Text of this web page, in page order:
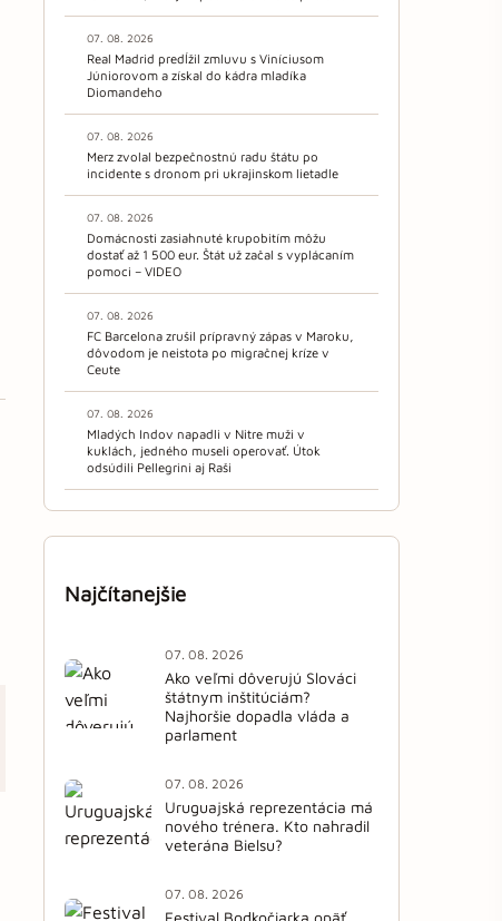
07. 08. 2026
Real Madrid predĺžil zmluvu s Viníciusom
Júniorovom a získal do kádra mladíka
Diomandeho
07. 08. 2026
Merz zvolal bezpečnostnú radu štátu po
incidente s dronom pri ukrajinskom lietadle
07. 08. 2026
Domácnosti zasiahnuté krupobitím môžu
dostať až 1 500 eur. Štát už začal s vyplácaním
pomoci – VIDEO
07. 08. 2026
FC Barcelona zrušil prípravný zápas v Maroku,
dôvodom je neistota po migračnej kríze v
Ceute
07. 08. 2026
Mladých Indov napadli v Nitre muži v
kuklách, jedného museli operovať. Útok
odsúdili Pellegrini aj Raši
Najčítanejšie
07. 08. 2026
Ako veľmi dôverujú Slováci
štátnym inštitúciám?
Najhoršie dopadla vláda a
parlament
07. 08. 2026
Uruguajská reprezentácia má
nového trénera. Kto nahradil
veterána Bielsu?
07. 08. 2026
Festival Bodkočiarka opäť